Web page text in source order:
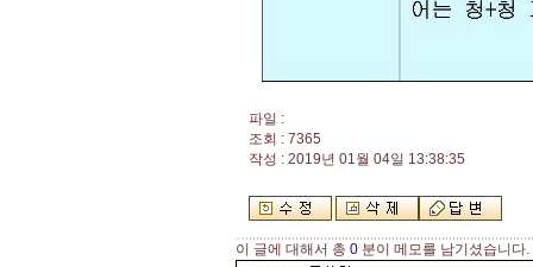
파일 :
조회 : 7365
작성 : 2019년 01월 04일 13:38:35
이 글에 대해서 총 0 분이 메모를 남기셨습니다.